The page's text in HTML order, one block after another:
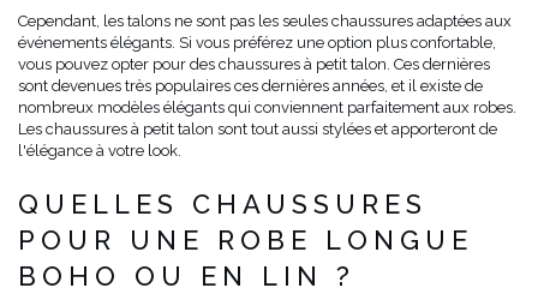
Cependant, les talons ne sont pas les seules chaussures adaptées aux
événements élégants. Si vous préférez une option plus confortable,
vous pouvez opter pour des chaussures à petit talon. Ces dernières
sont devenues très populaires ces dernières années, et il existe de
nombreux modèles élégants qui conviennent parfaitement aux robes.
Les chaussures à petit talon sont tout aussi stylées et apporteront de
l'élégance à votre look.
QUELLES CHAUSSURES
POUR UNE ROBE LONGUE
BOHO OU EN LIN ?